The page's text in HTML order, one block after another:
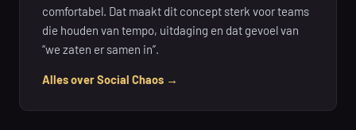
comfortabel. Dat maakt dit concept sterk voor teams
die houden van tempo, uitdaging en dat gevoel van
“we zaten er samen in”.
Alles over Social Chaos →